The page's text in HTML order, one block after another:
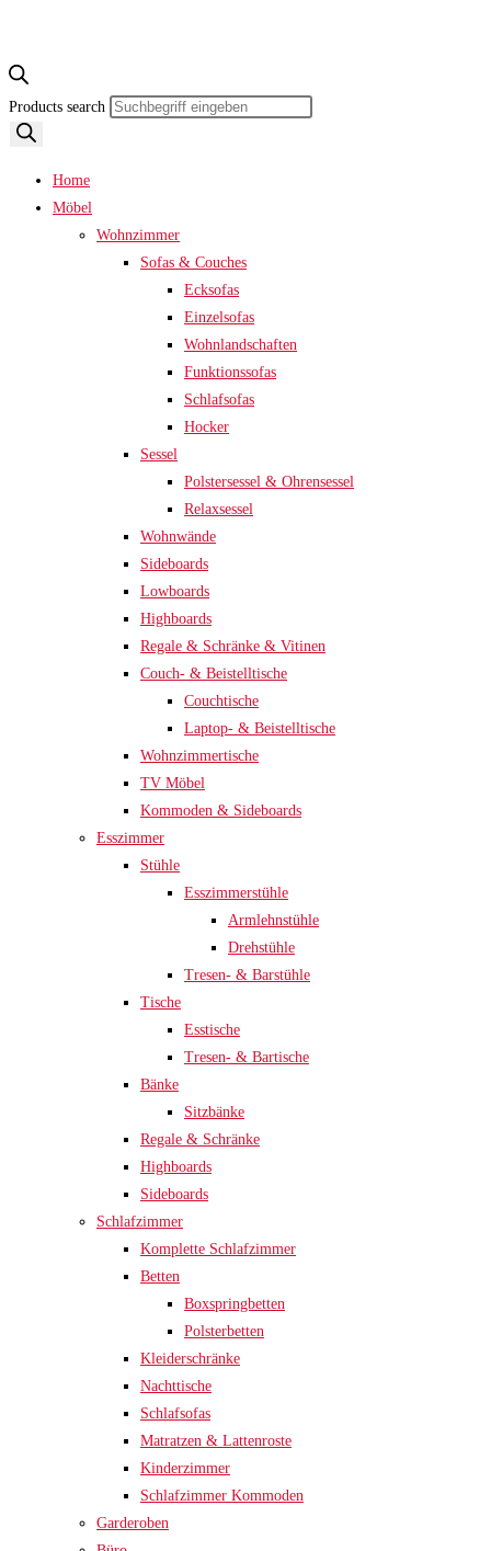
Products search
Home
Möbel
Wohnzimmer
Sofas & Couches
Ecksofas
Einzelsofas
Wohnlandschaften
Funktionssofas
Schlafsofas
Hocker
Sessel
Polstersessel & Ohrensessel
Relaxsessel
Wohnwände
Sideboards
Lowboards
Highboards
Regale & Schränke & Vitinen
Couch- & Beistelltische
Couchtische
Laptop- & Beistelltische
Wohnzimmertische
TV Möbel
Kommoden & Sideboards
Esszimmer
Stühle
Esszimmerstühle
Armlehnstühle
Drehstühle
Tresen- & Barstühle
Tische
Esstische
Tresen- & Bartische
Bänke
Sitzbänke
Regale & Schränke
Highboards
Sideboards
Schlafzimmer
Komplette Schlafzimmer
Betten
Boxspringbetten
Polsterbetten
Kleiderschränke
Nachttische
Schlafsofas
Matratzen & Lattenroste
Kinderzimmer
Schlafzimmer Kommoden
Garderoben